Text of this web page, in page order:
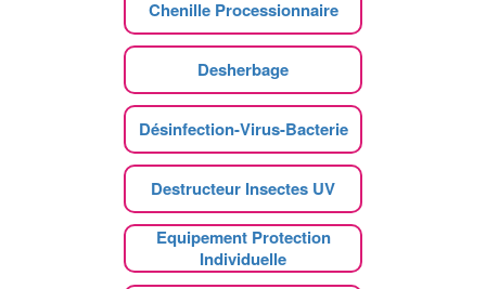
Chenille Processionnaire
Desherbage
Désinfection-Virus-Bacterie
Destructeur Insectes UV
Equipement Protection
Individuelle